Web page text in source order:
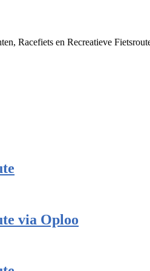
Racefiets en Recreatieve
via Oploo